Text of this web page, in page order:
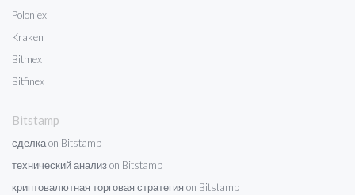
Poloniex
Kraken
Bitmex
Bitfinex
Bitstamp
сделка on Bitstamp
технический анализ on Bitstamp
криптовалютная торговая стратегия on Bitstamp